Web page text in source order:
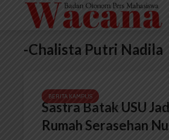
-Chalista Putri Nadila
BERITA KAMPUS
Sastra Batak USU
Rumah Serasehan